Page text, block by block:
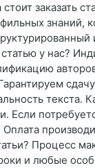
заказать
знаний,
статью у нас?
текста.
Если
Процесс
и любые